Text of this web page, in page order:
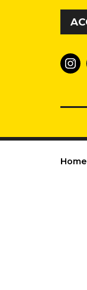
Vai al contenuto
Home